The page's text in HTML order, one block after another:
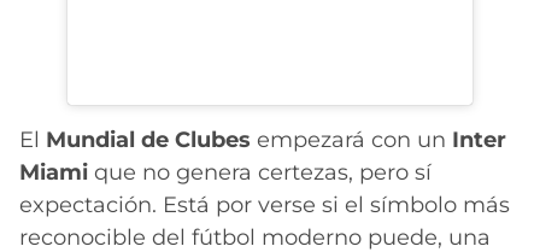
El Mundial de Clubes empezará con un Inter
Miami que no genera certezas, pero sí
expectación. Está por verse si el símbolo más
reconocible del fútbol moderno puede, una